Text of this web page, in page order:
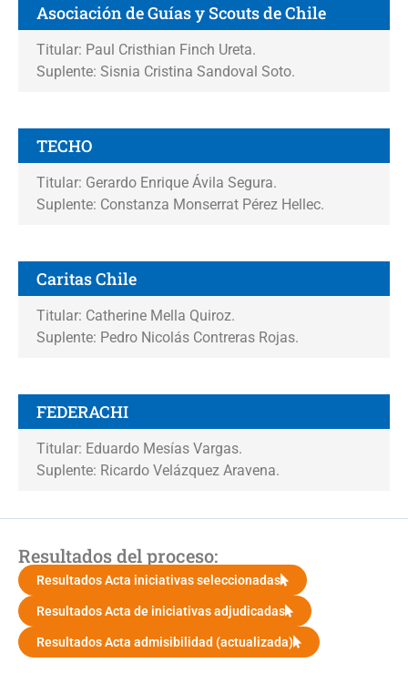
Asociación de Guías y Scouts de Chile
Titular: Paul Cristhian Finch Ureta.
Suplente: Sisnia Cristina Sandoval Soto.
TECHO
Titular: Gerardo Enrique Ávila Segura.
Suplente: Constanza Monserrat Pérez Hellec.
Caritas Chile
Titular: Catherine Mella Quiroz.
Suplente: Pedro Nicolás Contreras Rojas.
FEDERACHI
Titular: Eduardo Mesías Vargas.
Suplente: Ricardo Velázquez Aravena.
Resultados del proceso:
Resultados Acta iniciativas seleccionadas
Resultados Acta de iniciativas adjudicadas
Resultados Acta admisibilidad (actualizada)